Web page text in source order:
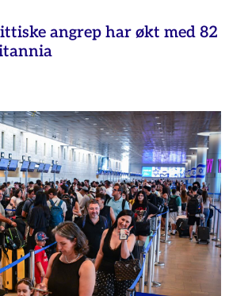
angrep har økt med 82